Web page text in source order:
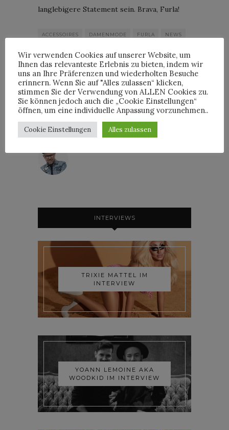
langlebigere Statement sein. Brava, Furla!
ACCESSOIRES DAMENMODE FURLA NEWS
By HORST
INTERVIEWS
TRIXIE MATTEL IM
INTERVIEW
YOANN LEMOINE AKA
WOODKID IM INTERVIEW
Wir verwenden Cookies auf unserer Website, um
Ihnen das relevanteste Erlebnis zu bieten, indem wir
uns an Ihre Präferenzen und wiederholten Besuche
erinnern. Wenn Sie auf "Alles zulassen“ klicken,
stimmen Sie der Verwendung von ALLEN Cookies zu.
Sie können jedoch auch die „Cookie Einstellungen“
öffnen, um eine individuelle Anpassung vorzunehmen..
Cookie Einstellungen Alles zulassen